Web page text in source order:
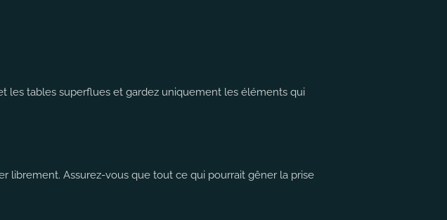
les tables superflues et gardez uniquement les éléments qui
librement. Assurez-vous que tout ce qui pourrait gêner la prise